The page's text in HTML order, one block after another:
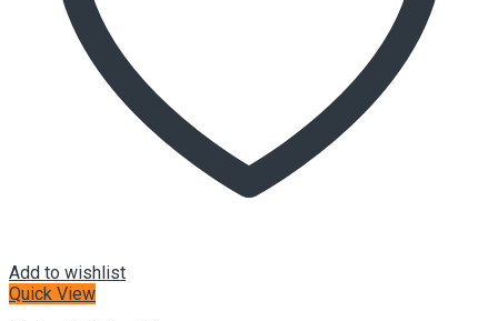
Add to wishlist
Quick View